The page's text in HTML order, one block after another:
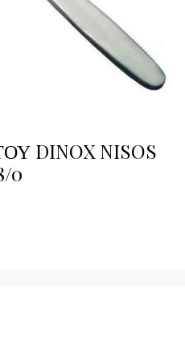
DINOX NISOS
0